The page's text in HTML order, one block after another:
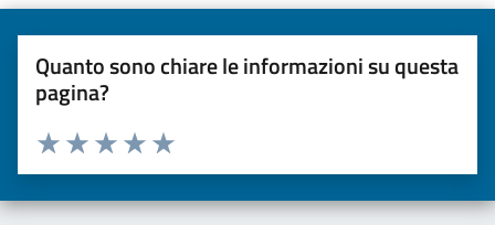
Quanto sono chiare le informazioni su questa
pagina?
Valuta da 1 a 5 stelle la pagina
Valuta 5 stelle su 5
Valuta 4 stelle su 5
Valuta 3 stelle su 5
Valuta 2 stelle su 5
Valuta una stella su 5